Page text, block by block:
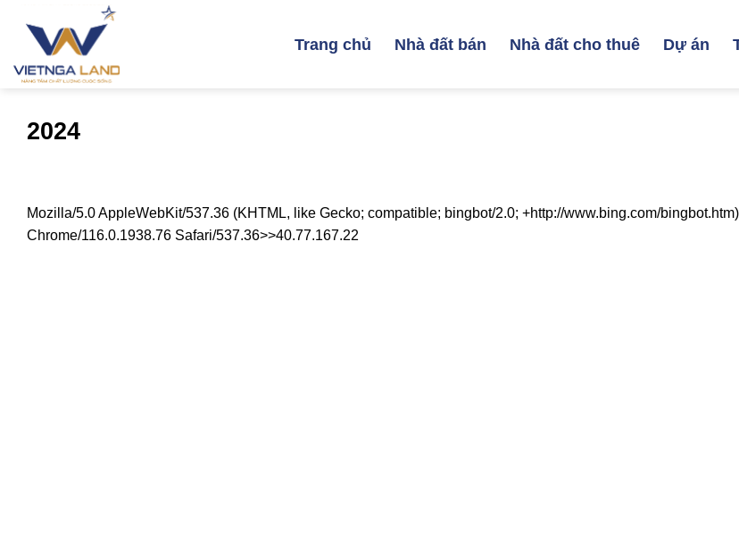
content
Trang chủ Nhà đất bán Nhà đất cho thuê Dự án
2024
Mozilla/5.0 AppleWebKit/537.36 (KHTML, like Gecko; compatible; bingbot/2.0; +http://www.bing.com/bingbot.htm)
Chrome/116.0.1938.76 Safari/537.36>>40.77.167.22